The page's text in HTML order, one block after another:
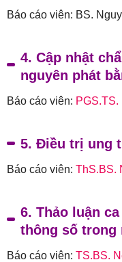
Báo cáo viên: BS.
4. Cập nhật
nguyên phát
Báo cáo viên:
5. Điều trị ung
Báo cáo viên: ThS.BS.
6. Thảo luận
thông số trong
Báo cáo viên: TS.BS.